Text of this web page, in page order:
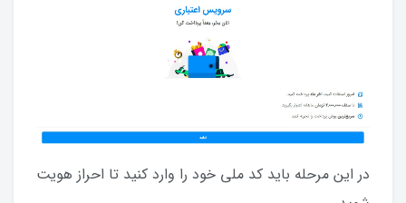
در این مرحله باید کد ملی خود را وارد کنید تا احراز هویت